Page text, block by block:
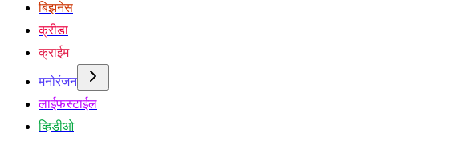
बिझनेस
क्रीडा
क्राईम
मनोरंजन
लाईफस्टाईल
व्हिडीओ